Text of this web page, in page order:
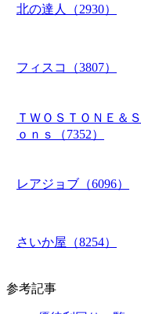
北の達人（2930）
フィスコ（3807）
ＴＷＯＳＴＯＮＥ＆Ｓ
ｏｎｓ（7352）
レアジョブ（6096）
さいか屋（8254）
参考記事